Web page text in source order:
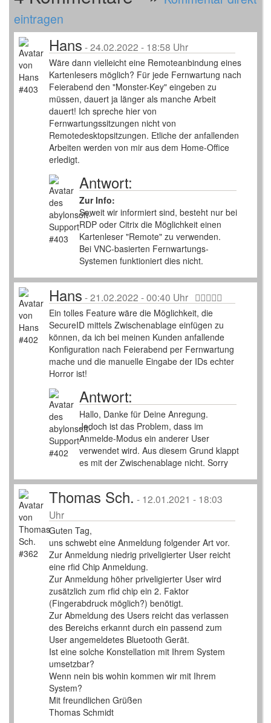
eintragen
Hans -24.02.2022 - 18:58 Uhr
Wäre dann vielleicht eine Remoteanbindung eines
Kartenlesers möglich? Für jede Fernwartung nach
Feierabend den "Monster-Key" eingeben zu
müssen, dauert ja länger als manche Arbeit
dauert! Ich spreche hier von
Fernwartungssitzungen nicht von
Remotedesktopsitzungen. Etliche der anfallenden
Arbeiten werden von mir aus dem Home-Office
erledigt.
Antwort:
Zur Info:
Soweit wir informiert sind, besteht nur bei
RDP oder Citrix die Möglichkeit einen
Kartenleser "Remote" zu verwenden.
Bei VNC-basierten Fernwartungs-
Systemen funktioniert dies nicht.
Hans -21.02.2022 - 00:40 Uhr
Ein tolles Feature wäre die Möglichkeit, die
SecureID mittels Zwischenablage einfügen zu
können, da ich bei meinen Kunden anfallende
Konfiguration nach Feierabend per Fernwartung
mache und die manuelle Eingabe der IDs echter
Horror ist!
Antwort:
Hallo, Danke für Deine Anregung.
Jedoch ist das Problem, dass im
Anmelde-Modus ein anderer User
verwendet wird. Aus diesem Grund klappt
es mit der Zwischenablage nicht. Sorry
Thomas Sch. - 12.01.2021 - 18:03
Uhr
Guten Tag,
uns schwebt eine Anmeldung folgender Art vor.
Zur Anmeldung niedrig priveligierter User reicht
eine rfid Chip Anmeldung.
Zur Anmeldung höher priveligierter User wird
zusätzlich zum rfid chip ein 2. Faktor
(Fingerabdruck möglich?) benötigt.
Zur Abmeldung des Users reicht das verlassen
des Bereichs erkannt durch ein passend zum
User angemeldetes Bluetooth Gerät.
Ist eine solche Konstellation mit Ihrem System
umsetzbar?
Wenn nein bis wohin kommen wir mit Ihrem
System?
Mit freundlichen Grüßen
Thomas Schmidt